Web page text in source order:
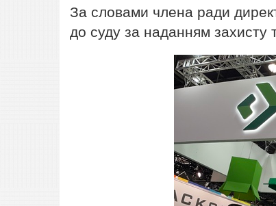
За словами члена ради
до суду за наданням захисту